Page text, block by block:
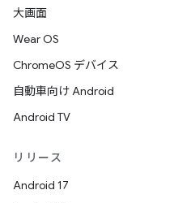
大画面
Wear OS
ChromeOS デバイス
自動車向け Android
Android TV
リリース
Android 17